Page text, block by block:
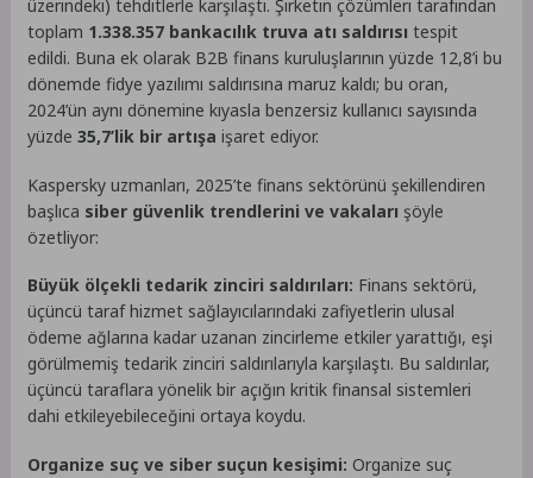
üzerindeki) tehditlerle karşılaştı. Şirketin çözümleri tarafından
toplam 1.338.357 bankacılık truva atı saldırısı tespit
edildi. Buna ek olarak B2B finans kuruluşlarının yüzde 12,8’i bu
dönemde fidye yazılımı saldırısına maruz kaldı; bu oran,
2024’ün aynı dönemine kıyasla benzersiz kullanıcı sayısında
yüzde35,7’lik bir artışa işaret ediyor.
Kaspersky uzmanları, 2025’te finans sektörünü şekillendiren
başlıca siber güvenlik trendlerini ve vakaları şöyle
özetliyor:
Büyük ölçekli tedarik zinciri saldırıları: Finans sektörü,
üçüncü taraf hizmet sağlayıcılarındaki zafiyetlerin ulusal
ödeme ağlarına kadar uzanan zincirleme etkiler yarattığı, eşi
görülmemiş tedarik zinciri saldırılarıyla karşılaştı. Bu saldırılar,
üçüncü taraflara yönelik bir açığın kritik finansal sistemleri
dahi etkileyebileceğini ortaya koydu.
Organize suç ve siber suçun kesişimi: Organize suç